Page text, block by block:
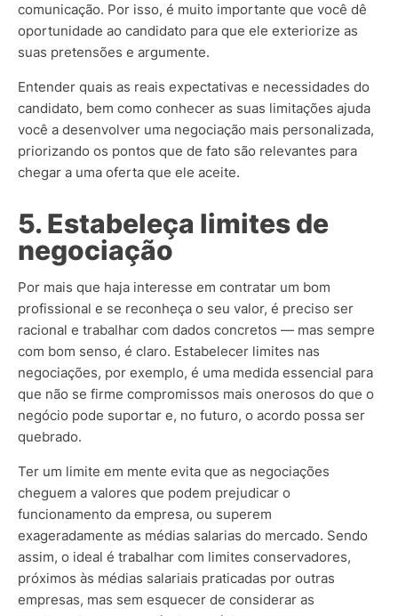
comunicação. Por isso, é muito importante que você dê
oportunidade ao candidato para que ele exteriorize as
suas pretensões e argumente.
Entender quais as reais expectativas e necessidades do
candidato, bem como conhecer as suas limitações ajuda
você a desenvolver uma negociação mais personalizada,
priorizando os pontos que de fato são relevantes para
chegar a uma oferta que ele aceite.
5. Estabeleça limites de
negociação
Por mais que haja interesse em contratar um bom
profissional e se reconheça o seu valor, é preciso ser
racional e trabalhar com dados concretos — mas sempre
com bom senso, é claro. Estabelecer limites nas
negociações, por exemplo, é uma medida essencial para
que não se firme compromissos mais onerosos do que o
negócio pode suportar e, no futuro, o acordo possa ser
quebrado.
Ter um limite em mente evita que as negociações
cheguem a valores que podem prejudicar o
funcionamento da empresa, ou superem
exageradamente as médias salarias do mercado. Sendo
assim, o ideal é trabalhar com limites conservadores,
próximos às médias salariais praticadas por outras
empresas, mas sem esquecer de considerar as